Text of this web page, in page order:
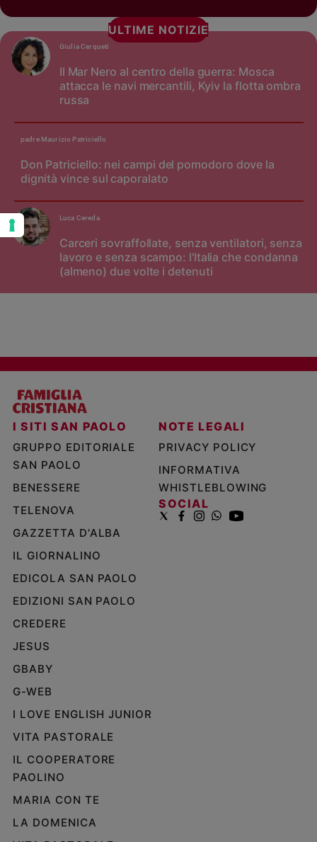
ULTIME NOTIZIE
Il Mar Nero al centro della guerra: Mosca
attacca le navi mercantili, Kyiv la flotta ombra
russa
Giulia Cerqueti
Don Patriciello: nei campi del pomodoro dove la
dignità vince sul caporalato
padre Maurizio Patriciello
Carceri sovraffollate, senza ventilatori, senza
lavoro e senza scampo: l'Italia che condanna
(almeno) due volte i detenuti
Luca Cereda
I SITI SAN PAOLO
GRUPPO EDITORIALE
SAN PAOLO
BENESSERE
TELENOVA
GAZZETTA D'ALBA
IL GIORNALINO
EDICOLA SAN PAOLO
EDIZIONI SAN PAOLO
CREDERE
JESUS
GBABY
G-WEB
I LOVE ENGLISH JUNIOR
VITA PASTORALE
IL COOPERATORE
PAOLINO
MARIA CON TE
LA DOMENICA
NOTE LEGALI
PRIVACY POLICY
INFORMATIVA
WHISTLEBLOWING
SOCIAL